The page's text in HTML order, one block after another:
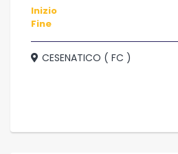
Inizio
Fine
CESENATICO ( FC )